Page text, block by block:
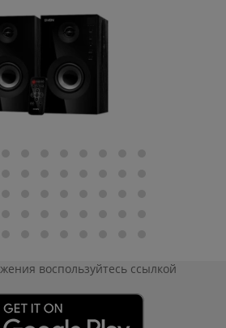
воспользуйтесь ссылкой